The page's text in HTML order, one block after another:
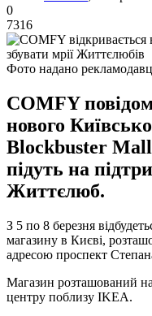
0
7316
Фото надано
COMFY
нового
Blockbuster
підуть на
Життєлюб.
З 5 по 8 березня
магазину в Києві,
адресою проспект
Магазин розташований
центру поблизу IKEA.